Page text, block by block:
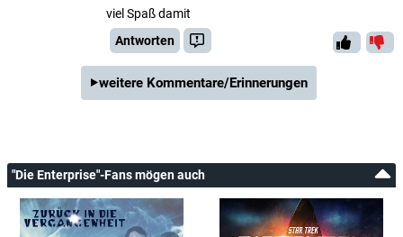
viel Spaß damit
Antworten
weitere Kommentare/Erinnerungen
"Die Enterprise"-Fans mögen auch